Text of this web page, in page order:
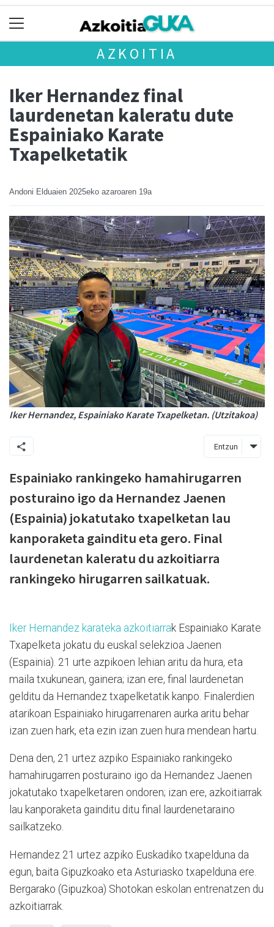
AZKOITIA
Iker Hernandez final
laurdenetan kaleratu dute
Espainiako Karate
Txapelketatik
Andoni Elduaien 2025eko azaroaren 19a
Iker Hernandez, Espainiako Karate Txapelketan. (Utzitakoa)
Entzun
Espainiako rankingeko hamahirugarren
posturaino igo da Hernandez Jaenen
(Espainia) jokatutako txapelketan lau
kanporaketa gainditu eta gero. Final
laurdenetan kaleratu du azkoitiarra
rankingeko hirugarren sailkatuak.
Iker Hernandez karateka azkoitiarrak Espainiako Karate
Txapelketa jokatu du euskal selekzioa Jaenen
(Espainia). 21 urte azpikoen lehian aritu da hura, eta
maila txukunean, gainera; izan ere, final laurdenetan
gelditu da Hernandez txapelketatik kanpo. Finalerdien
atarikoan Espainiako hirugarrenaren aurka aritu behar
izan zuen hark, eta ezin izan zuen hura mendean hartu.
Dena den, 21 urtez azpiko Espainiako rankingeko
hamahirugarren posturaino igo da Hernandez Jaenen
jokatutako txapelketaren ondoren; izan ere, azkoitiarrak
lau kanporaketa gainditu ditu final laurdenetaraino
sailkatzeko.
Hernandez 21 urtez azpiko Euskadiko txapelduna da
egun, baita Gipuzkoako eta Asturiasko txapelduna ere.
Bergarako (Gipuzkoa) Shotokan eskolan entrenatzen du
azkoitiarrak.